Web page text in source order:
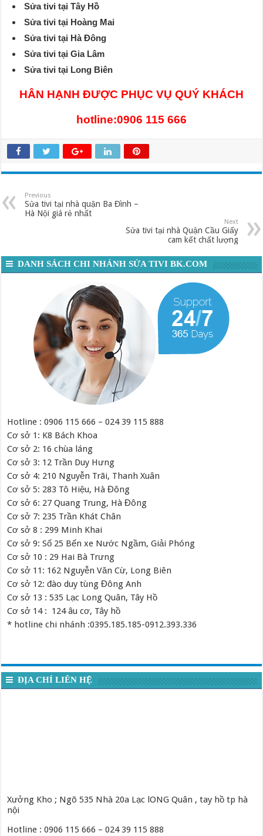
Sửa tivi tại Tây Hồ
Sửa tivi tại Hoàng Mai
Sửa tivi tại Hà Đông
Sửa tivi tại Gia Lâm
Sửa tivi tại Long Biên
HÂN HẠNH ĐƯỢC PHỤC VỤ QUÝ KHÁCH
hotline:0906 115 666
Previous
Sửa tivi tại nhà quận Ba Đình –
Hà Nội giá rẻ nhất
Next
Sửa tivi tại nhà Quận Cầu Giấy
cam kết chất lượng
DANH SÁCH CHI NHÁNH SỬA TIVI BK.COM
Hotline : 0906 115 666 – 024 39 115 888
Cơ sở 1: K8 Bách Khoa
Cơ sở 2: 16 chùa láng
Cơ sở 3: 12 Trần Duy Hưng
Cơ sở 4: 210 Nguyễn Trãi, Thanh Xuân
Cơ sở 5: 283 Tô Hiệu, Hà Đông
Cơ sở 6: 27 Quang Trung, Hà Đông
Cơ sở 7: 235 Trần Khát Chân
Cơ sở 8 : 299 Minh Khai
Cơ sở 9: Số 25 Bến xe Nước Ngầm, Giải Phóng
Cơ sở 10 : 29 Hai Bà Trưng
Cơ sở 11: 162 Nguyễn Văn Cừ, Long Biên
Cơ sở 12: đào duy tùng Đông Anh
Cơ sở 13 : 535 Lạc Long Quân, Tây Hồ
Cơ sở 14 : 124 âu cơ, Tây hồ
* hotline chi nhánh :0395.185.185-0912.393.336
ĐỊA CHỈ LIÊN HỆ
Xưởng Kho ; Ngõ 535 Nhà 20a Lạc lONG Quân , tay hồ tp hà
nội
Hotline : 0906 115 666 – 024 39 115 888